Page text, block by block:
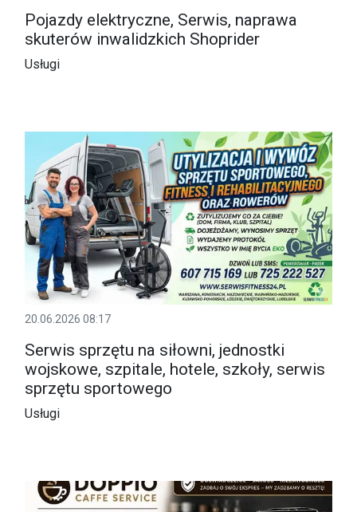
Pojazdy elektryczne, Serwis, naprawa
skuterów inwalidzkich Shoprider
Usługi
20.06.2026 08:17
Serwis sprzętu na siłowni, jednostki
wojskowe, szpitale, hotele, szkoły, serwis
sprzętu sportowego
Usługi